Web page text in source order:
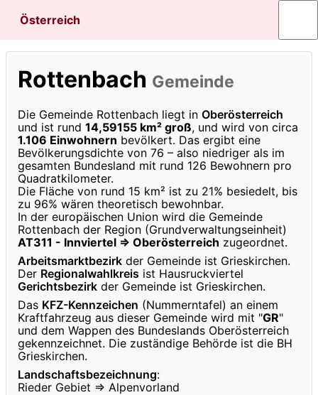
Österreich
Rottenbach Gemeinde
Die Gemeinde Rottenbach liegt in Oberösterreich
und ist rund 14,59155 km² groß, und wird von circa
1.106 Einwohnern bevölkert. Das ergibt eine
Bevölkerungsdichte von 76 – also niedriger als im
gesamten Bundesland mit rund 126 Bewohnern pro
Quadratkilometer.
Die Fläche von rund 15 km² ist zu 21% besiedelt, bis
zu 96% wären theoretisch bewohnbar.
In der europäischen Union wird die Gemeinde
Rottenbach der Region (Grundverwaltungseinheit)
AT311 - Innviertel ⇒ Oberösterreich zugeordnet.
Arbeitsmarktbezirk der Gemeinde ist Grieskirchen.
Der Regionalwahlkreis ist Hausruckviertel
Gerichtsbezirk der Gemeinde ist Grieskirchen.
Das KFZ-Kennzeichen (Nummerntafel) an einem
Kraftfahrzeug aus dieser Gemeinde wird mit "GR"
und dem Wappen des Bundeslands Oberösterreich
gekennzeichnet. Die zuständige Behörde ist die BH
Grieskirchen.
Landschaftsbezeichnung:
Rieder Gebiet ⇒ Alpenvorland